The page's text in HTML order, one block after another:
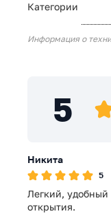
Категории
Информация о
5
Никита
5
Легкий,
открытия.